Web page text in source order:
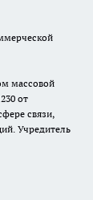
массовой
от
связи,
Учредитель